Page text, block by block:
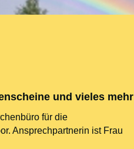
und vieles mehr
für die
Ansprechpartnerin ist Frau